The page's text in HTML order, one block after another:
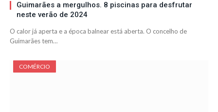
Guimarães a mergulhos. 8 piscinas para desfrutar
neste verão de 2024
O calor já aperta e a época balnear está aberta. O concelho de
Guimarães tem…
COMÉRCIO